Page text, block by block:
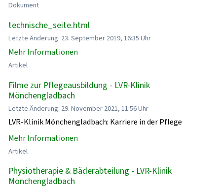
Dokument
technische_seite.html
Letzte Änderung: 23. September 2019, 16:35 Uhr
Mehr Informationen
Artikel
Filme zur Pflegeausbildung - LVR-Klinik
Mönchengladbach
Letzte Änderung: 29. November 2021, 11:56 Uhr
LVR-Klinik Mönchengladbach: Karriere in der Pflege
Mehr Informationen
Artikel
Physiotherapie & Bäderabteilung - LVR-Klinik
Mönchengladbach